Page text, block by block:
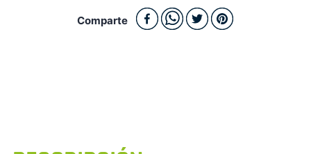
Comparte